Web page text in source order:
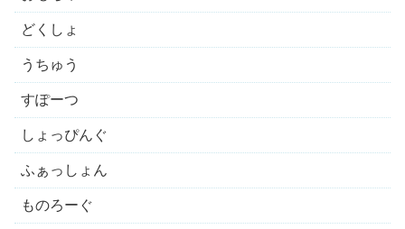
どくしょ
うちゅう
すぽーつ
しょっぴんぐ
ふぁっしょん
ものろーぐ